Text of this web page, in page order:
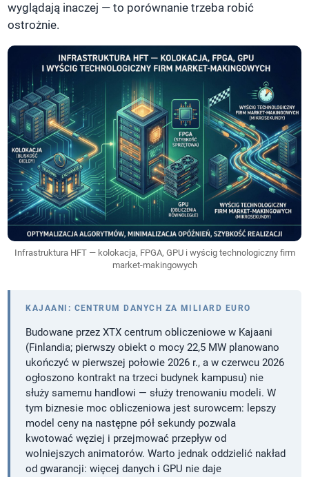
wyglądają inaczej — to porównanie trzeba robić
ostrożnie.
Infrastruktura HFT — kolokacja, FPGA, GPU i wyścig technologiczny firm
market-makingowych
KAJAANI: CENTRUM DANYCH ZA MILIARD EURO
Budowane przez XTX centrum obliczeniowe w Kajaani
(Finlandia; pierwszy obiekt o mocy 22,5 MW planowano
ukończyć w pierwszej połowie 2026 r., a w czerwcu 2026
ogłoszono kontrakt na trzeci budynek kampusu) nie
służy samemu handlowi — służy trenowaniu modeli. W
tym biznesie moc obliczeniowa jest surowcem: lepszy
model ceny na następne pół sekundy pozwala
kwotować węziej i przejmować przepływ od
wolniejszych animatorów. Warto jednak oddzielić nakład
od gwarancji: więcej danych i GPU nie daje